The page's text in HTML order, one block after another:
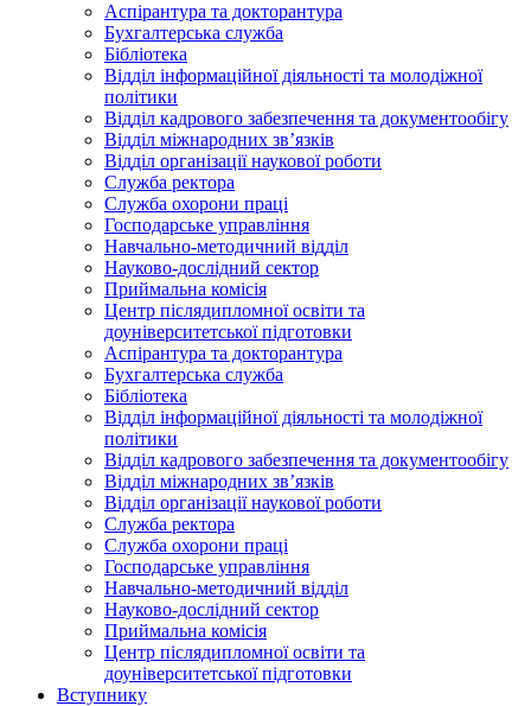
Аспірантура та докторантура
Бухгалтерська служба
Бібліотека
Відділ інформаційної діяльності та молодіжної
політики
Відділ кадрового забезпечення та документообігу
Відділ міжнародних зв’язків
Відділ організації наукової роботи
Служба ректора
Служба охорони праці
Господарське управління
Навчально-методичний відділ
Науково-дослідний сектор
Приймальна комісія
Центр післядипломної освіти та
доуніверситетської підготовки
Аспірантура та докторантура
Бухгалтерська служба
Бібліотека
Відділ інформаційної діяльності та молодіжної
політики
Відділ кадрового забезпечення та документообігу
Відділ міжнародних зв’язків
Відділ організації наукової роботи
Служба ректора
Служба охорони праці
Господарське управління
Навчально-методичний відділ
Науково-дослідний сектор
Приймальна комісія
Центр післядипломної освіти та
доуніверситетської підготовки
Вступнику